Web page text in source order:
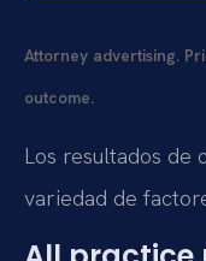
Attorney advertising.
outcome.
Los resultados de
variedad de